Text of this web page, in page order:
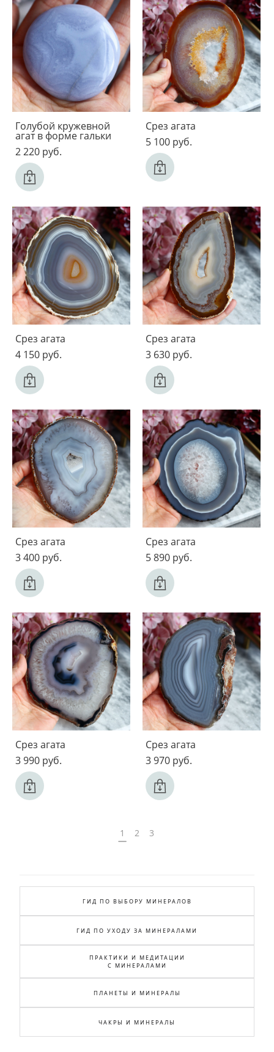
Голубой кружевной
агат в форме гальки
2 220 pуб.
Срез агата
5 100 pуб.
Срез агата
4 150 pуб.
Срез агата
3 630 pуб.
Срез агата
3 400 pуб.
Срез агата
5 890 pуб.
Срез агата
3 990 pуб.
Срез агата
3 970 pуб.
1 2 3
ГИД ПО ВЫБОРУ МИНЕРАЛОВ
ГИД ПО УХОДУ ЗА МИНЕРАЛАМИ
ПРАКТИКИ И МЕДИТАЦИИ
С МИНЕРАЛАМИ
ПЛАНЕТЫ И МИНЕРАЛЫ
ЧАКРЫ И МИНЕРАЛЫ